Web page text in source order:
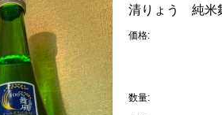
清りょう 純米
価格:
数量: